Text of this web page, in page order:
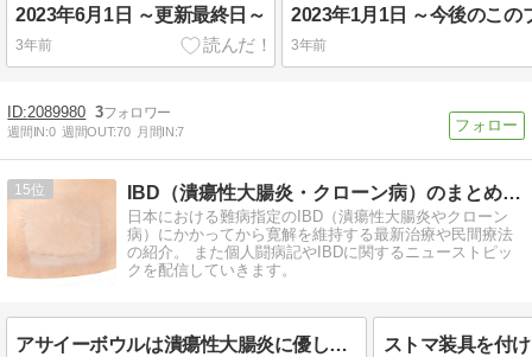
2023年6月1日 ～更新最終日～
3年前 3年前
2089980 3
週間IN:0 週間OUT:70 月間IN:7
15 IBD（潰瘍性大腸炎・クローン病）のまとめブログ
日本における難病指定のIBD（潰瘍性大腸炎やクローン
病）にかかってから寛解を維持する最新治療や民間療法
の紹介。 また個人闘病記やIBDに関するニューストピッ
クを配信していきます。
アサイーボウルは潰瘍性大腸炎に優しい？増悪期・寛解期で変える食べ方ガイド